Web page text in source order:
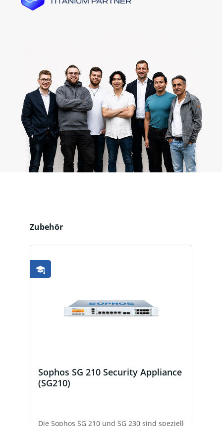
Produktgalerie überspringen
Zubehör
Sophos SG 210 Security Appliance
(SG210)
Die Sophos SG 210 und SG 230 sind speziell